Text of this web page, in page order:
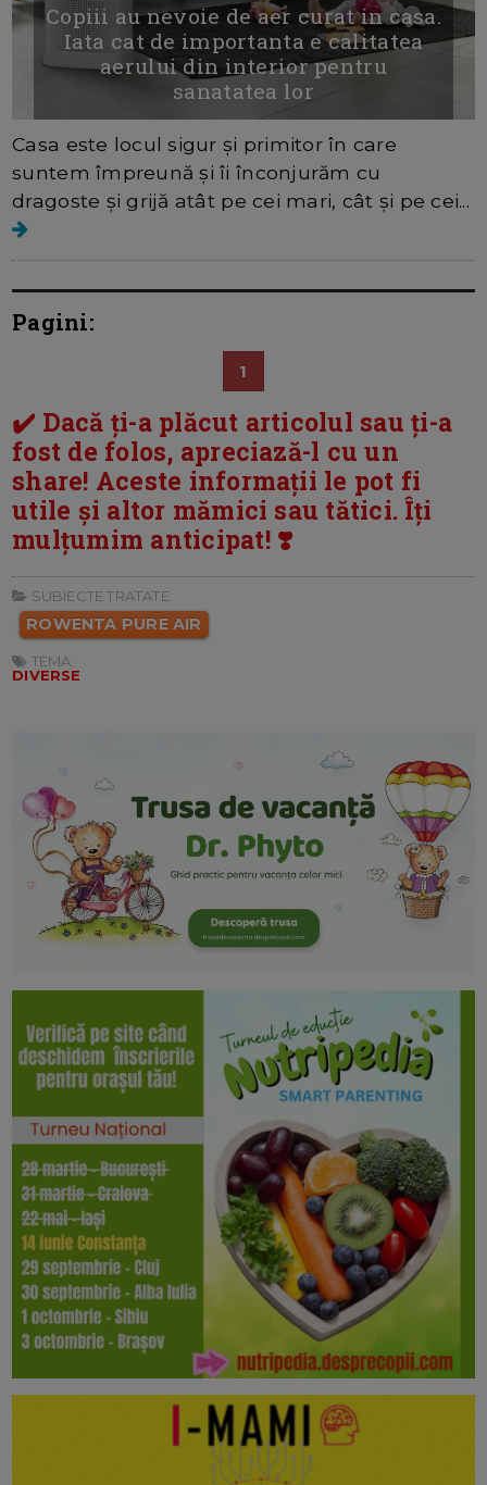
Copiii au nevoie de aer curat in casa.
Iata cat de importanta e calitatea
aerului din interior pentru
sanatatea lor
Casa este locul sigur și primitor în care
suntem împreună și îi înconjurăm cu
dragoste și grijă atât pe cei mari, cât și pe cei...
Pagini:
1
✔️ Dacă ți-a plăcut articolul sau ți-a
fost de folos, apreciază-l cu un
share! Aceste informații le pot fi
utile și altor mămici sau tătici. Îți
mulțumim anticipat! ❣️
SUBIECTE TRATATE:
ROWENTA PURE AIR
TEMA:
DIVERSE